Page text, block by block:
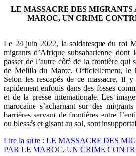
LE MASSACRE DES
MAROC, UN CRIME
Le 24 juin 2022, la soldatesque du roi
migrants d’Afrique subsaharienne
passer de l’autre côté de la frontière qui
de Melilla du Maroc. Officiellement, le
Selon les rescapés de ce massacre, il
rapidement enfouis dans des fosses
et de la presse internationale. Les
marocaine s’acharnant sur des
barrières servant de frontières entre
ou blessés et gisant au sol, sont
Lire la suite : LE MASSACRE DES
PAR LE MAROC, UN CRIME